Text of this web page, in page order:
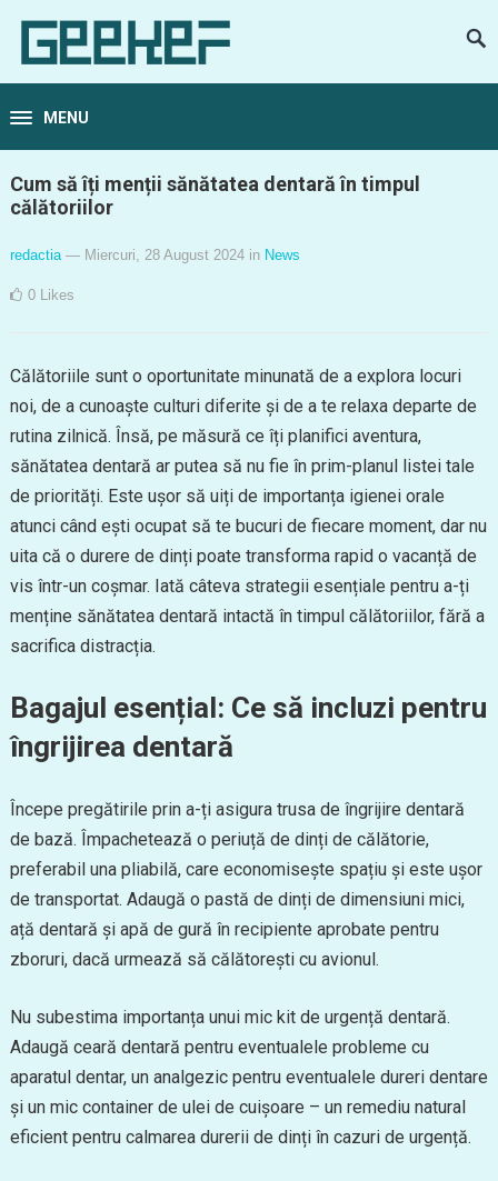
MENU
Cum să îți menții sănătatea dentară în timpul
călătoriilor
redactia — Miercuri, 28 August 2024 in News
0 Likes
Călătoriile sunt o oportunitate minunată de a explora locuri
noi, de a cunoaște culturi diferite și de a te relaxa departe de
rutina zilnică. Însă, pe măsură ce îți planifici aventura,
sănătatea dentară ar putea să nu fie în prim-planul listei tale
de priorități. Este ușor să uiți de importanța igienei orale
atunci când ești ocupat să te bucuri de fiecare moment, dar nu
uita că o durere de dinți poate transforma rapid o vacanță de
vis într-un coșmar. Iată câteva strategii esențiale pentru a-ți
menține sănătatea dentară intactă în timpul călătoriilor, fără a
sacrifica distracția.
Bagajul esențial: Ce să incluzi pentru
îngrijirea dentară
Începe pregătirile prin a-ți asigura trusa de îngrijire dentară
de bază. Împachetează o periuță de dinți de călătorie,
preferabil una pliabilă, care economisește spațiu și este ușor
de transportat. Adaugă o pastă de dinți de dimensiuni mici,
ață dentară și apă de gură în recipiente aprobate pentru
zboruri, dacă urmează să călătorești cu avionul.
Nu subestima importanța unui mic kit de urgență dentară.
Adaugă ceară dentară pentru eventualele probleme cu
aparatul dentar, un analgezic pentru eventualele dureri dentare
și un mic container de ulei de cuișoare – un remediu natural
eficient pentru calmarea durerii de dinți în cazuri de urgență.